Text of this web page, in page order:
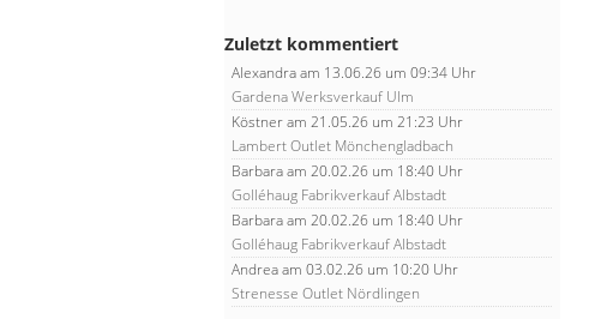
Zuletzt kommentiert
Alexandraam 13.06.26 um 09:34 Uhr
Gardena Werksverkauf Ulm
Köstneram 21.05.26 um 21:23 Uhr
Lambert Outlet Mönchengladbach
Barbaraam 20.02.26 um 18:40 Uhr
Golléhaug Fabrikverkauf Albstadt
Barbaraam 20.02.26 um 18:40 Uhr
Golléhaug Fabrikverkauf Albstadt
Andreaam 03.02.26 um 10:20 Uhr
Strenesse Outlet Nördlingen